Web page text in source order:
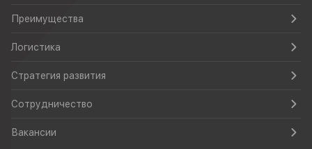
Преимущества
Логистика
Стратегия развития
Сотрудничество
Вакансии